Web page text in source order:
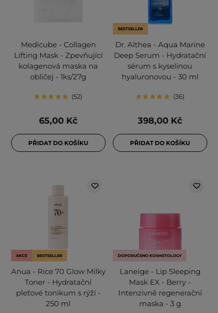
Medicube - Collagen
Lifting Mask - Zpevňující
kolagenová maska na
obličej - 1ks/27g
52
65,00 Kč
PŘIDAT DO KOŠÍKU
BESTSELLER
Dr. Althea - Aqua Marine
Deep Serum - Hydratační
sérum s kyselinou
hyaluronovou - 30 ml
36
398,00 Kč
PŘIDAT DO KOŠÍKU
AKCE BESTSELLER
Anua - Rice 70 Glow Milky
Toner - Hydratační
pleťové tonikum s rýží -
250 ml
DOPORUČENO KOSMETOLOGY
Laneige - Lip Sleeping
Mask EX - Berry -
Intenzivně regenerační
maska - 3 g